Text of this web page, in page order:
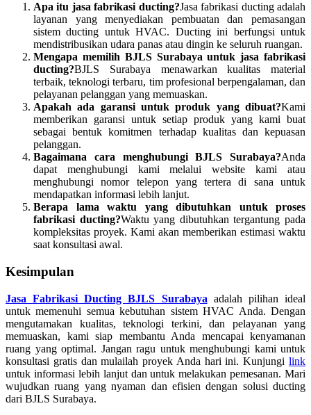
Apa itu jasa fabrikasi ducting?Jasa fabrikasi ducting adalah
layanan yang menyediakan pembuatan dan pemasangan
sistem ducting untuk HVAC. Ducting ini berfungsi untuk
mendistribusikan udara panas atau dingin ke seluruh ruangan.
Mengapa memilih BJLS Surabaya untuk jasa fabrikasi
ducting?BJLS Surabaya menawarkan kualitas material
terbaik, teknologi terbaru, tim profesional berpengalaman, dan
pelayanan pelanggan yang memuaskan.
Apakah ada garansi untuk produk yang dibuat?Kami
memberikan garansi untuk setiap produk yang kami buat
sebagai bentuk komitmen terhadap kualitas dan kepuasan
pelanggan.
Bagaimana cara menghubungi BJLS Surabaya?Anda
dapat menghubungi kami melalui website kami atau
menghubungi nomor telepon yang tertera di sana untuk
mendapatkan informasi lebih lanjut.
Berapa lama waktu yang dibutuhkan untuk proses
fabrikasi ducting?Waktu yang dibutuhkan tergantung pada
kompleksitas proyek. Kami akan memberikan estimasi waktu
saat konsultasi awal.
Kesimpulan
Jasa Fabrikasi Ducting BJLS Surabaya adalah pilihan ideal
untuk memenuhi semua kebutuhan sistem HVAC Anda. Dengan
mengutamakan kualitas, teknologi terkini, dan pelayanan yang
memuaskan, kami siap membantu Anda mencapai kenyamanan
ruang yang optimal. Jangan ragu untuk menghubungi kami untuk
konsultasi gratis dan mulailah proyek Anda hari ini. Kunjungi link
untuk informasi lebih lanjut dan untuk melakukan pemesanan. Mari
wujudkan ruang yang nyaman dan efisien dengan solusi ducting
dari BJLS Surabaya.